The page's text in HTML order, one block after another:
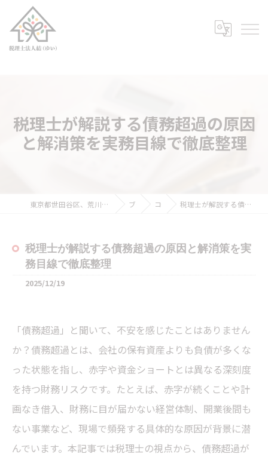
税理士が解説する債務超過の原因
と解消策を実務目線で徹底整理
東京都世田谷区、荒川区、豊島区の税理士なら税理士法人結（ゆい） ブログ コラム 税理士が解説する債務超過の原因と解消策を実務目線で徹底整理
税理士が解説する債務超過の原因と解消策を実
務目線で徹底整理
2025/12/19
「債務超過」と聞いて、不安を感じたことはありません
か？債務超過とは、会社の保有資産よりも負債が多くな
った状態を指し、赤字や資金ショートとは異なる深刻度
を持つ財務リスクです。たとえば、赤字が続くことや計
画なき借入、財務に目が届かない経営体制、開業後間も
ない事業など、現場で頻発する具体的な原因が背景に潜
んでいます。本記事では税理士の視点から、債務超過が